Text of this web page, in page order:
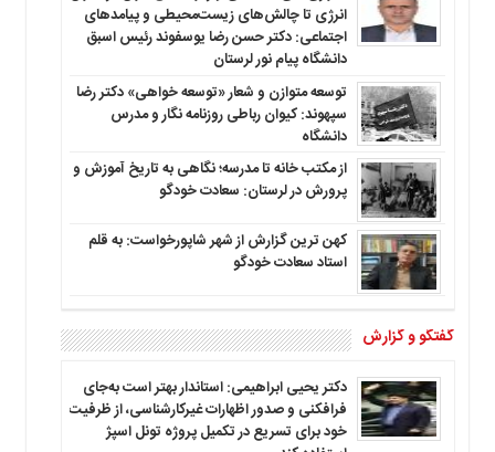
انرژی تا چالش‌های زیست‌محیطی و پیامدهای
اجتماعی: دکتر حسن رضا یوسفوند رئیس اسبق
دانشگاه پیام نور لرستان
توسعه متوازن و شعار «توسعه خواهی» دکتر رضا
سپهوند: کیوان رباطی روزنامه نگار و مدرس
دانشگاه
از مکتب خانه تا مدرسه؛ نگاهی به تاریخ آموزش و
پرورش در لرستان: سعادت خودگو
کهن ترین گزارش از شهر شاپورخواست: به قلم
استاد سعادت خودگو
گفتگو و گزارش
دکتر یحیی ابراهیمی: استاندار بهتر است به‌جای
فرافکنی و صدور اظهارات غیرکارشناسی، از ظرفیت
خود برای تسریع در تکمیل پروژه تونل اسپژ